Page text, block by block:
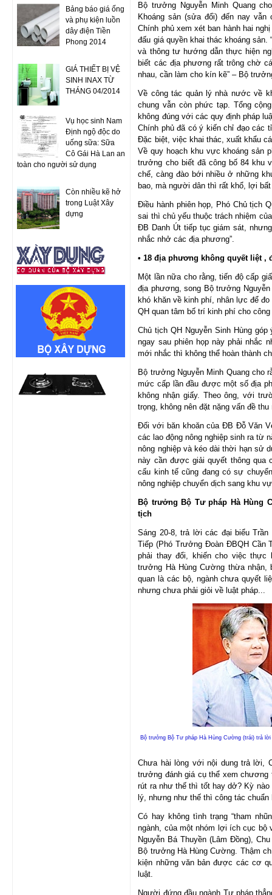
Bảng báo giá ống
và phụ kiện luồn
dây điện Tiền
Phong 2014
GIÁ THIẾT BỊ VỆ
SINH INAX TỪ
THÁNG 04/2014
Vụ học sinh Nam
Định ngộ độc do
uống sữa: Sữa
Cô Gái Hà Lan an
toàn cho người sử dụng
Còn nhiều kẽ hở
trong Luật Xây
dựng
Bộ trưởng Nguyễn Minh Quang
Khoáng sản (sửa đổi) đến nay
Chính phủ xem xét ban hành hai
đấu giá quyền khai thác khoáng sản.
và thông tư hướng dẫn thực hiện
biết các địa phương rất trông chờ
nhau, cần làm cho kín kẽ” – Bộ
Về công tác quản lý nhà nước về
chung vẫn còn phức tạp. Tổng
không đúng với các quy định pháp
Chính phủ đã có ý kiến chỉ đạo các
Đặc biệt, việc khai thác, xuất khẩu
Về quy hoạch khu vực khoáng sản
trưởng cho biết đã công bố 84 khu
chế, càng đào bới nhiều ở những
bao, mà người dân thì rất khổ, lợi bất
Điều hành phiên họp, Phó Chủ tịch
sai thì chủ yếu thuộc trách nhiệm
ĐB Danh Út tiếp tục giám sát,
nhắc nhở các địa phương”.
• 18 địa phương không quyết liệt ,
Một lần nữa cho rằng, tiến độ cấp
địa phương, song Bộ trưởng
khó khăn về kinh phí, nhân lực để
QH quan tâm bố trí kinh phí cho
Chủ tịch QH Nguyễn Sinh Hùng
ngay sau phiên họp này phải nhắc
mới nhắc thì không thể hoàn thành
Bộ trưởng Nguyễn Minh Quang cho
mức cấp lần đầu được một số địa
không nhận giấy. Theo ông, với
trọng, không nên đặt nặng vấn đề thu
Đối với băn khoăn của ĐB Đỗ Văn
các lao động nông nghiệp sinh ra từ
nông nghiệp và kéo dài thời hạn sử
này cần được giải quyết thông qua
cấu kinh tế cũng đang có sự
nông nghiệp chuyển dịch sang khu
Bộ trưởng Bộ Tư pháp Hà Hùng
tịch
Sáng 20-8, trả lời các đại biểu
Tiếp (Phó Trưởng Đoàn ĐBQH Cần
phải thay đổi, khiến cho việc thực
trưởng Hà Hùng Cường thừa nhận,
quan là các bộ, ngành chưa quyết
nhưng chưa phải giỏi về luật pháp...
Bộ trưởng Bộ Tư pháp Hà Hùng Cường (trái) trả
Chưa hài lòng với nội dung trả lời,
trưởng đánh giá cụ thể xem
rút ra như thế thì tốt hay dở? Kỳ
lý, nhưng như thế thì công tác
Có hay không tình trạng “tham
ngành, của một nhóm lợi ích cục bộ
Nguyễn Bá Thuyền (Lâm Đồng),
Bộ trưởng Hà Hùng Cường. Thậm
kiện những văn bản được các cơ
luật.
Người đứng đầu ngành Tư pháp